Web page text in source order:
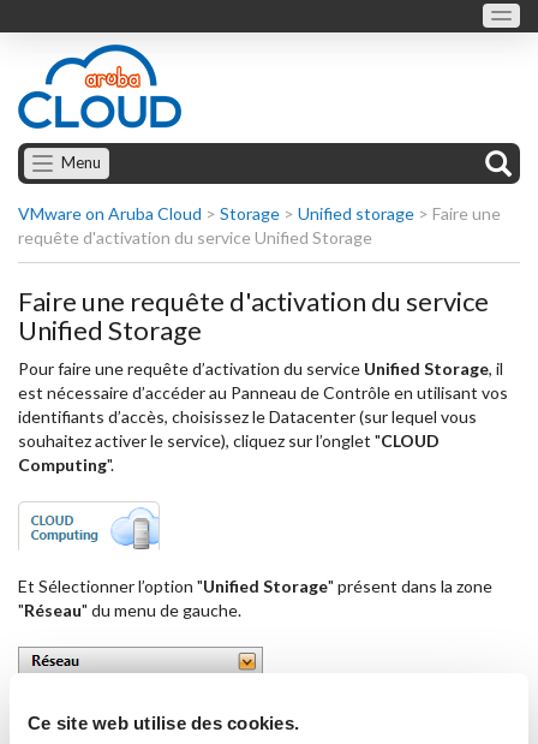
Ce site web utilise des cookies.
Menu
VMware on Aruba Cloud > Storage > Unified storage > Faire une
requête d'activation du service Unified Storage
Faire une requête d'activation du service
Unified Storage
Pour faire une requête d’activation du service Unified Storage, il
est nécessaire d’accéder au Panneau de Contrôle en utilisant vos
identifiants d’accès, choisissez le Datacenter (sur lequel vous
souhaitez activer le service), cliquez sur l’onglet "CLOUD
Computing".
Et Sélectionner l’option "Unified Storage" présent dans la zone
"Réseau" du menu de gauche.